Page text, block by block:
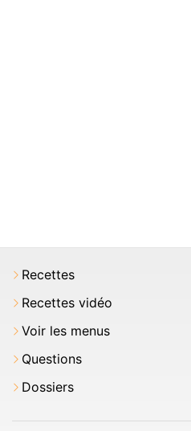
Recettes
Recettes vidéo
Voir les menus
Questions
Dossiers